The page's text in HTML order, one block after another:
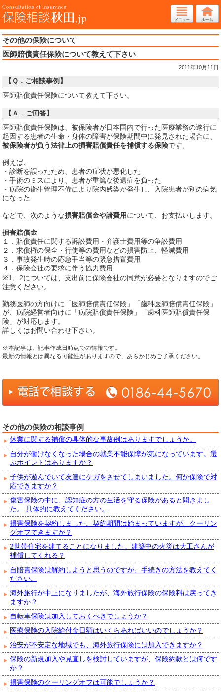
その他の保険について
医師賠償責任保険について教えて下さい
2011年10月11日
【Ｑ．ご相談事例】
医師賠償責任保険について教えて下さい。
【Ａ．ご回答】
医師賠償責任保険は、被保険者が日本国内で行った医療業務の遂行に
起因する患者の生命・身体の障害が保険期間中に発見された場合に、
被保険者が負う法律上の損害賠償責任を補償する保険です。
例えば、
・診断を誤ったため、患者の症状が悪化した
・手術のミスにより、患者が重篤な後遺症を負った
・病院の衛生管理不備により院内感染が発生し、入院患者が別の病気
になった
などで、次のような損害賠償金や諸費用について、お支払いします。
損害賠償金
１．賠償責任に関する訴訟費用・弁護士費用等の争訟費用
２．求償権の保全・行使等の費用などの損害防止、軽減費用
３．事故発生時の応急手当等の緊急措置費用
４．保険会社の要求に伴う協力費用
※1、2については、支出前に保険会社の同意が必要となりますのでご
注意ください。
勤務医師の方向けに「医師賠償責任保険」「歯科医師賠償責任保険」
が、病院経営者向けに「病院賠償責任保険」「歯科医師賠償責任保
険」が対応します。
詳しくはお問い合わせ下さい。
※本記事は、記事作成日時点での情報です。
最新の情報とは異なる可能性がありますので、あらかじめご了承ください。
その他の保険の相談事例
休業に関する補償の具体的な事故例はありますでしょうか。
自分が働けなくなった場合の就業不能保障が気になっています。選
ぶポイントはありますか？
子供が遊んでいて友達にケガをさせてしまいました。何か保険で対
応できますか？
傷害保険の中に、認知症の方の生活を守る保険があると聞きまし
た。 具体的に教えてください。
損害保険を契約しました。契約期間は始まっていますが、クーリン
グオフできますか？
2世帯住宅を建てることになりました。建築中の火災は大工さんが
補償してくれる？
自賠責保険は解約しようと思うのですが、手続きの方法を教えてく
ださい。
海外旅行が中止になりましたが、海外旅行保険の保険料は戻ってき
ますか？
自転車保険は加入しておくべきでしょうか？
医療保険の入院給付金日額はいくらあればいいのでしょうか？
治安が不安定な地域でも、海外旅行保険には加入できますか？
保険の新規加入や見直しを検討していますが、保険約款とは何です
か？
損害保険のクーリングオフは可能でしょうか？